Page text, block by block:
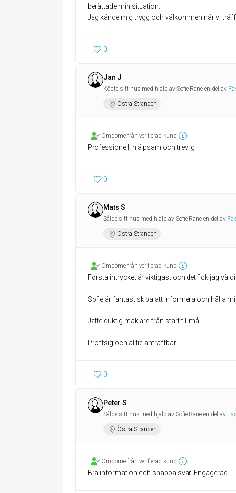
berättade min situation.
0
Jan J
Köpte sitt hus med hjälp av Sofie Rane en del av
Östra Stranden
Omdöme från verifierad kund
Professionell, hjälpsam och trevlig
0
Mats S
Sålde sitt hus med hjälp av Sofie Rane en del av
Östra Stranden
Omdöme från verifierad kund
Första intrycket är viktigast och det fick jag
Sofie är fantastisk på att informera och hålla
Jätte duktig mäklare från start till mål.
Proffsig och alltid anträffbar
0
Peter S
Sålde sitt hus med hjälp av Sofie Rane en del av
Östra Stranden
Omdöme från verifierad kund
Bra information och snabba svar. Engagerad.